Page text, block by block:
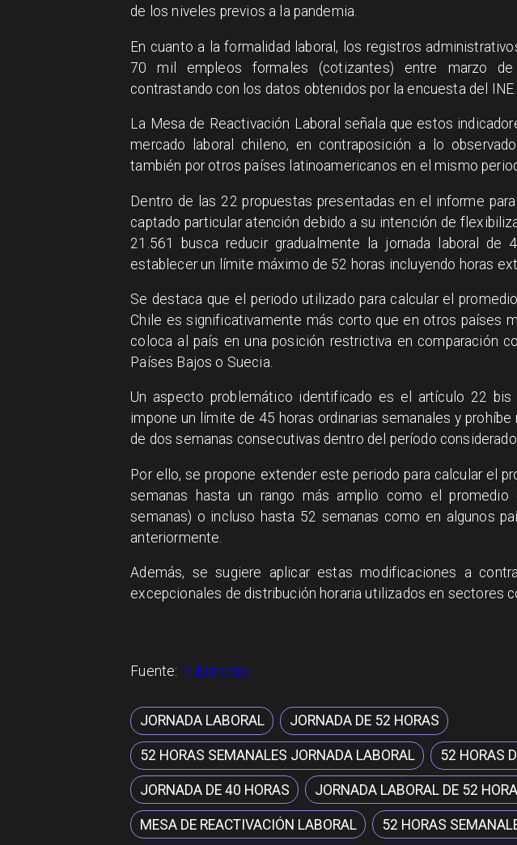
de los niveles previos a la pandemia.
En cuanto a la formalidad laboral, los registros
70 mil empleos formales (cotizantes) entre marzo
contrastando con los datos obtenidos por la encuesta del INE.
La Mesa de Reactivación Laboral señala que estos
mercado laboral chileno, en contraposición a lo
también por otros países latinoamericanos en el mismo
Dentro de las 22 propuestas presentadas en el informe
captado particular atención debido a su intención de
21.561 busca reducir gradualmente la jornada laboral de
establecer un límite máximo de 52 horas incluyendo horas
Se destaca que el periodo utilizado para calcular el
Chile es significativamente más corto que en otros países
coloca al país en una posición restrictiva en comparación
Países Bajos o Suecia.
Un aspecto problemático identificado es el artículo 22 bis
impone un límite de 45 horas ordinarias semanales y
de dos semanas consecutivas dentro del período
Por ello, se propone extender este periodo para calcular el
semanas hasta un rango más amplio como el promedio
semanas) o incluso hasta 52 semanas como en algunos
anteriormente.
Además, se sugiere aplicar estas modificaciones a
excepcionales de distribución horaria utilizados en sectores
Fuente: Publimetro
JORNADA LABORAL JORNADA DE 52 HORAS
52 HORAS SEMANALES JORNADA LABORAL 52 HORAS
JORNADA DE 40 HORAS JORNADA LABORAL DE 52
MESA DE REACTIVACIÓN LABORAL 52 HORAS